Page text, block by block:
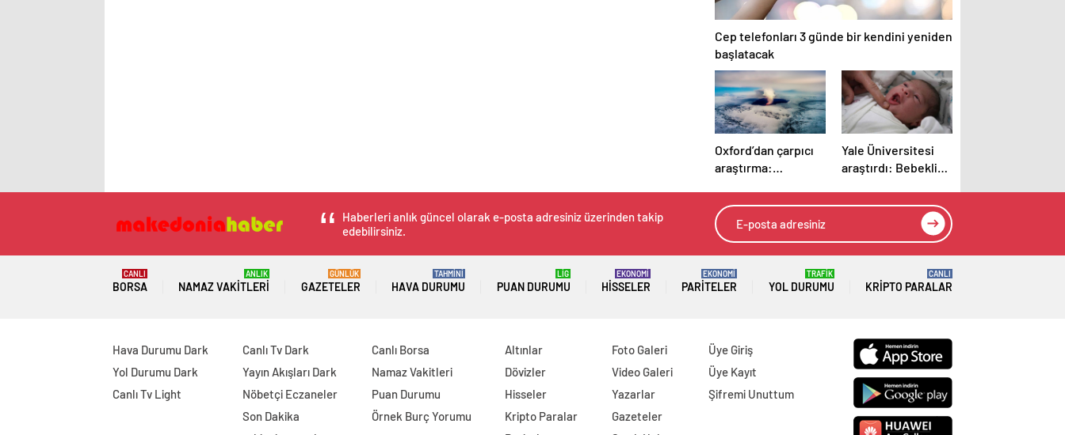
Cep telefonları 3 günde bir kendini yeniden
başlatacak
Oxford’dan çarpıcı
araştırma:
sırrı çözüldü
Yale Üniversitesi
araştırdı: Bebeklik
mümkün mü?
Sonuçlar oldukça
Haberleri anlık güncel olarak e-posta adresiniz üzerinden takip
edebilirsiniz.
BORSA
CANLI
NAMAZ VAKITLERI
ANLIK
GAZETELER
GÜNLÜK
HAVA DURUMU
TAHMİNİ
PUAN DURUMU
LİG
HISSELER
EKONOMİ
PARITELER
EKONOMİ
YOL DURUMU
TRAFİK
KRIPTO PARALAR
CANLI
Hava Durumu Dark
Yol Durumu Dark
Canlı Tv Light
Canlı Tv Dark
Yayın Akışları Dark
Nöbetçi Eczaneler
Son Dakika
Canlı Borsa
Namaz Vakitleri
Puan Durumu
Örnek Burç Yorumu
Altınlar
Dövizler
Hisseler
Kripto Paralar
Foto Galeri
Video Galeri
Yazarlar
Gazeteler
Üye Giriş
Üye Kayıt
Şifremi Unuttum